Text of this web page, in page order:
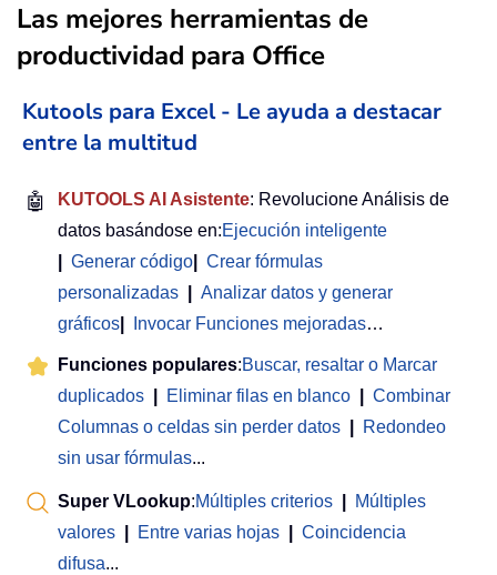
Las mejores herramientas de
productividad para Office
Kutools para Excel - Le ayuda a destacar
entre la multitud
🤖 KUTOOLS AI Asistente: Revolucione Análisis de
datos basándose en:Ejecución inteligente
Generar código
Crear fórmulas
personalizadas
Analizar datos y generar
gráficos
Invocar Funciones mejoradas…
Funciones populares:Buscar, resaltar o Marcar
duplicados
Eliminar filas en blanco
Combinar
Columnas o celdas sin perder datos
Redondeo
sin usar fórmulas...
Super VLookup:Múltiples criterios
Múltiples
valores
Entre varias hojas
Coincidencia
difusa...